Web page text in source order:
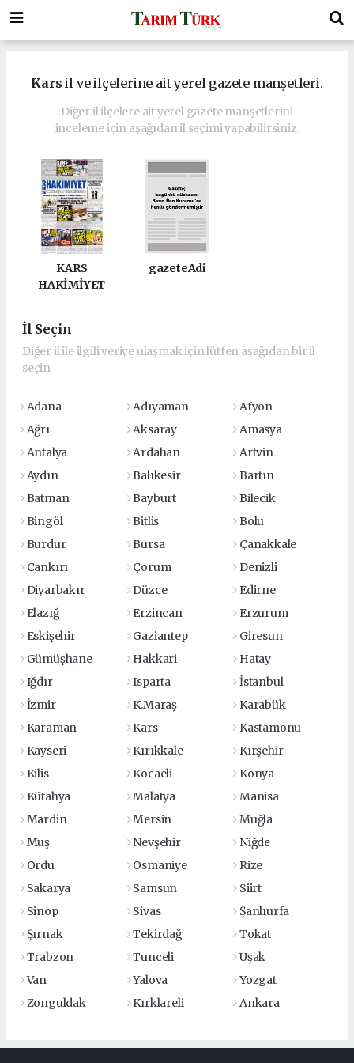
Kars il ve ilçelerine ait yerel gazete manşetleri.
Diğer il ilçelere ait yerel gazete manşetlerini
inceleme için aşağıdan il seçimi yapabilirsiniz.
KARS
HAKİMİYET
gazeteAdi
İl Seçin
Diğer il ile ilgili veriye ulaşmak için lütfen aşağıdan bir il
seçin
Adana Adıyaman
Afyon
Ağrı
Aksaray
Amasya
Antalya
Ardahan
Artvin
Aydın
Balıkesir
Bartın
Batman
Bayburt
Bilecik
Bingöl
Bitlis
Bolu
Burdur
Bursa
Çanakkale
Çankırı
Çorum
Denizli
Diyarbakır
Düzce
Edirne
Elazığ
Erzincan
Erzurum
Eskişehir
Gaziantep
Giresun
Gümüşhane
Hakkari
Hatay
Iğdır
Isparta
İstanbul
İzmir
K.Maraş
Karabük
Karaman
Kars
Kastamonu
Kayseri
Kırıkkale
Kırşehir
Kilis
Kocaeli
Konya
Kütahya
Malatya
Manisa
Mardin
Mersin
Muğla
Muş
Nevşehir
Niğde
Ordu
Osmaniye
Rize
Sakarya
Samsun
Siirt
Sinop
Sivas
Şanlıurfa
Şırnak
Tekirdağ
Tokat
Trabzon
Tunceli
Uşak
Van
Yalova
Yozgat
Zonguldak
Kırklareli Ankara